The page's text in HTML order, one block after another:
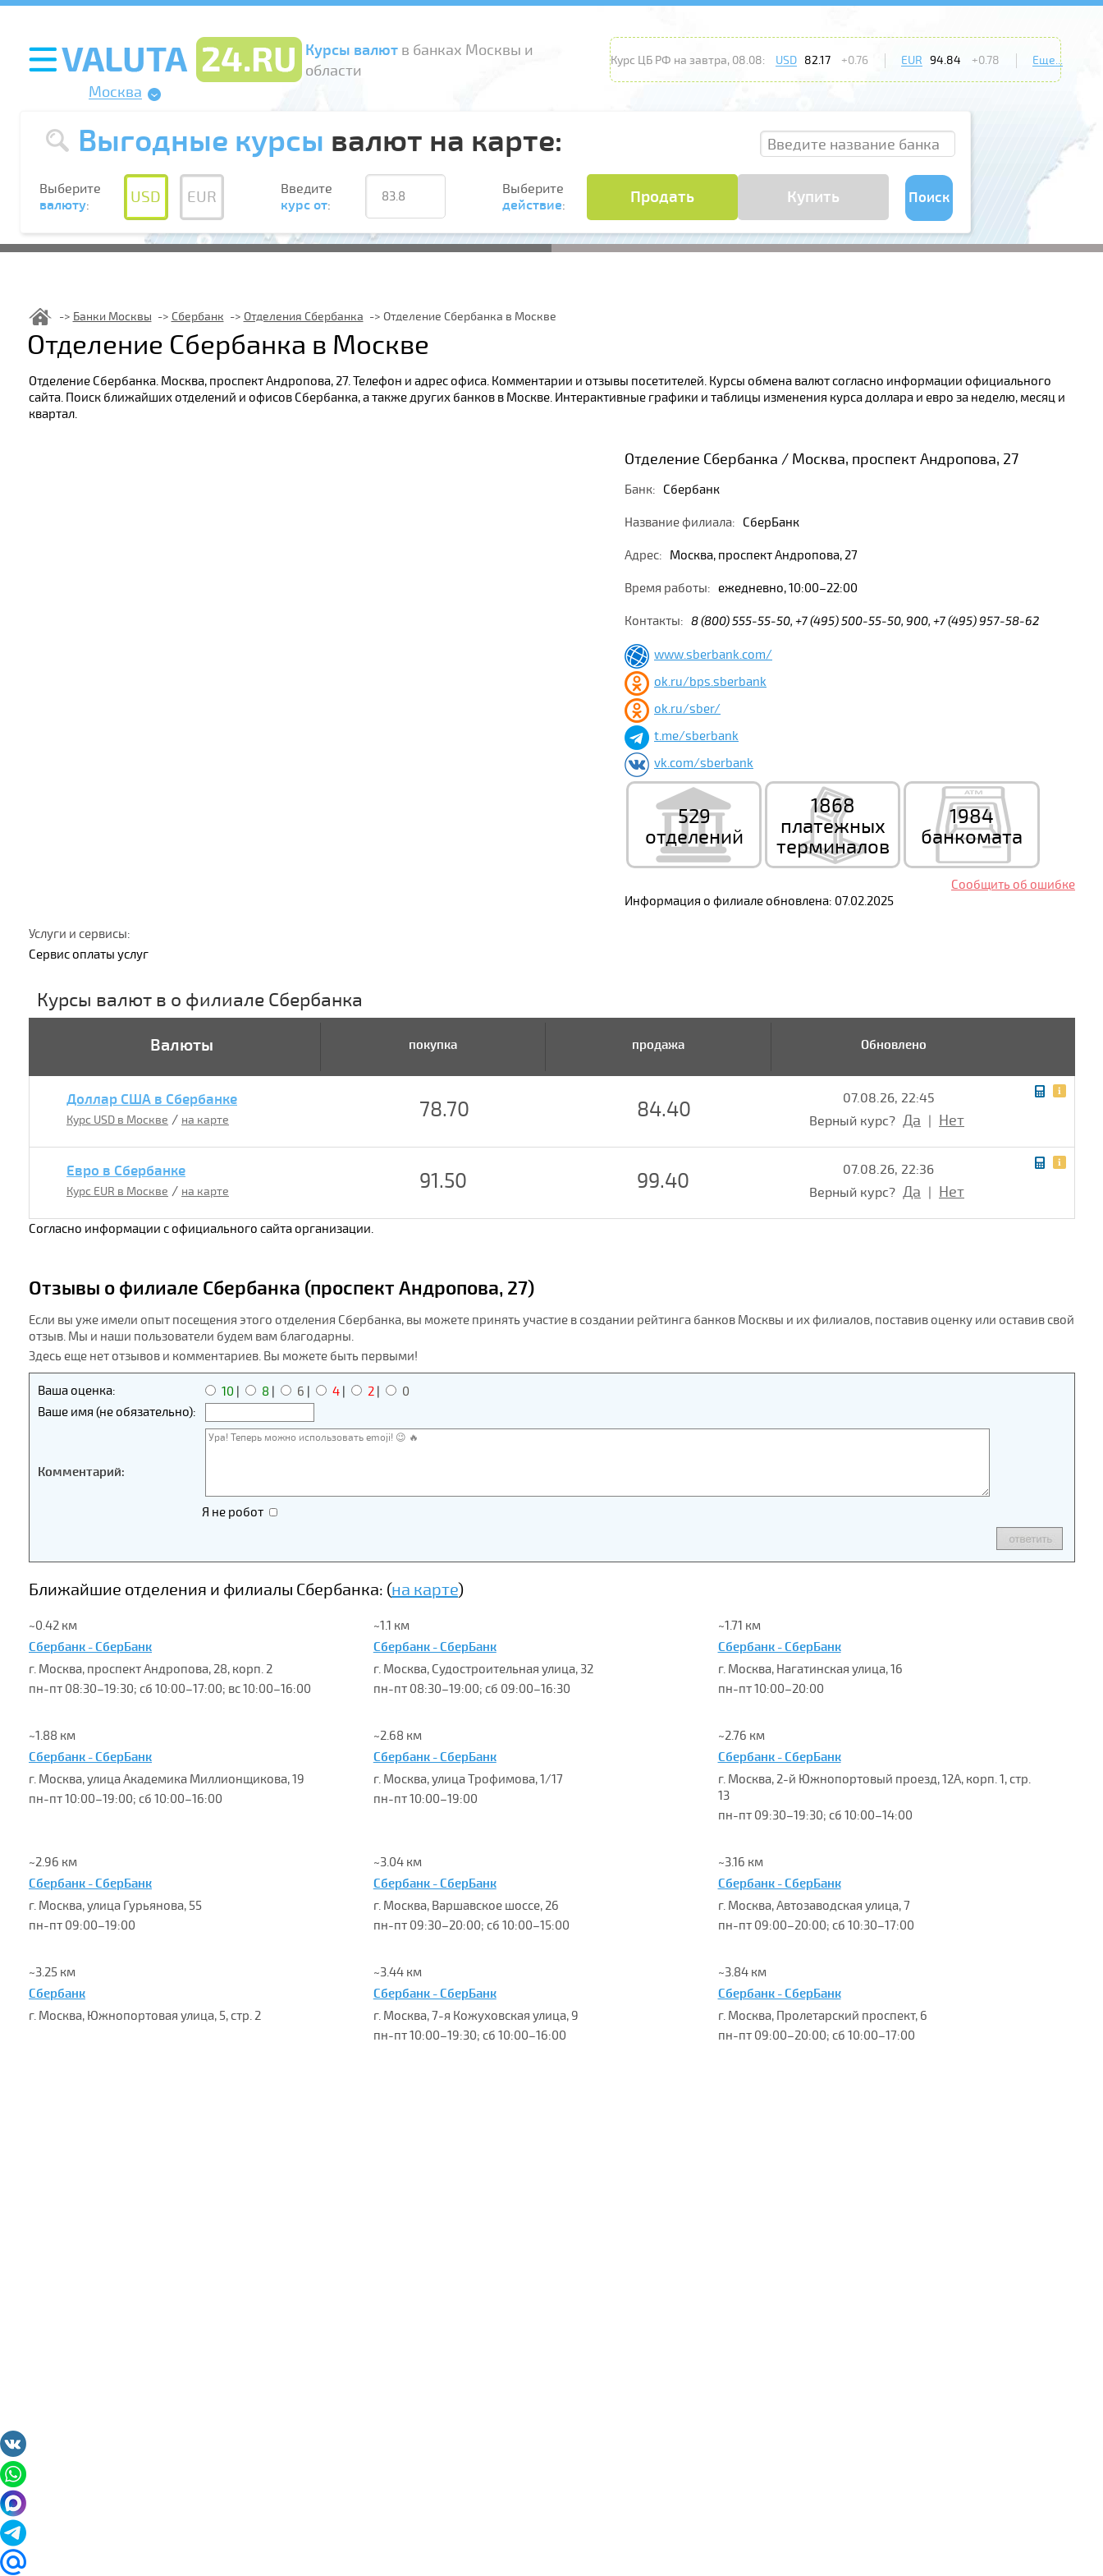
Курсы валютв банках Москвы и
области
Москва
Курс ЦБ РФ на завтра, 08.08: USD 82.17 +0.76 EUR 94.84 +0.78 Еще...
Выгодные курсы валют на карте:
Выберите
валюту: USD EUR
Введите
курс от:
Выберите
действие: Продать Купить Поиск
Банки Москвы Сбербанк Отделения Сбербанка Отделение Сбербанка в Москве
Отделение Сбербанка в Москве
Отделение Сбербанка. Москва, проспект Андропова, 27. Телефон и адрес офиса. Комментарии и отзывы посетителей. Курсы обмена валют согласно информации официального
сайта. Поиск ближайших отделений и офисов Сбербанка, а также других банков в Москве. Интерактивные графики и таблицы изменения курса доллара и евро за неделю, месяц и
квартал.
Отделение Сбербанка / Москва, проспект Андропова, 27
Банк: Сбербанк
Название филиала: СберБанк
Адрес: Москва, проспект Андропова, 27
Время работы: ежедневно, 10:00–22:00
Контакты: 8 (800) 555-55-50, +7 (495) 500-55-50, 900, +7 (495) 957-58-62
www.sberbank.com/
ok.ru/bps.sberbank
ok.ru/sber/
t.me/sberbank
vk.com/sberbank
529
отделений
1868
платежных
терминалов
1984
банкомата
Сообщить об ошибке
Информация о филиале обновлена: 07.02.2025
Услуги и сервисы:
Сервис оплаты услуг
Курсы валют в о филиале Сбербанка
Валюты покупка продажа Обновлено
Доллар США в Сбербанке
Курс USD в Москве / на карте 78.70 84.40
07.08.26, 22:45
Верный курс? Да Нет
Евро в Сбербанке
Курс EUR в Москве / на карте 91.50 99.40
07.08.26, 22:36
Верный курс? Да Нет
Согласно информации с официального сайта организации.
Отзывы о филиале Сбербанка (проспект Андропова, 27)
Если вы уже имели опыт посещения этого отделения Сбербанка, вы можете принять участие в создании рейтинга банков Москвы и их филиалов, поставив оценку или оставив свой
отзыв. Мы и наши пользователи будем вам благодарны.
Здесь еще нет отзывов и комментариев. Вы можете быть первыми!
Ваша оценка: 10 8 6 4 2
0
Ваше имя (не обязательно):
Комментарий:
Я не робот
Ближайшие отделения и филиалы Сбербанка: (на карте)
~0.42 км
Сбербанк - СберБанк
г. Москва, проспект Андропова, 28, корп. 2
пн-пт 08:30–19:30; сб 10:00–17:00; вс 10:00–16:00
~1.1 км
Сбербанк - СберБанк
г. Москва, Судостроительная улица, 32
пн-пт 08:30–19:00; сб 09:00–16:30
~1.71 км
Сбербанк - СберБанк
г. Москва, Нагатинская улица, 16
пн-пт 10:00–20:00
~1.88 км
Сбербанк - СберБанк
г. Москва, улица Академика Миллионщикова, 19
пн-пт 10:00–19:00; сб 10:00–16:00
~2.68 км
Сбербанк - СберБанк
г. Москва, улица Трофимова, 1/17
пн-пт 10:00–19:00
~2.76 км
Сбербанк - СберБанк
г. Москва, 2-й Южнопортовый проезд, 12А, корп. 1, стр.
13
пн-пт 09:30–19:30; сб 10:00–14:00
~2.96 км
Сбербанк - СберБанк
г. Москва, улица Гурьянова, 55
пн-пт 09:00–19:00
~3.04 км
Сбербанк - СберБанк
г. Москва, Варшавское шоссе, 26
пн-пт 09:30–20:00; сб 10:00–15:00
~3.16 км
Сбербанк - СберБанк
г. Москва, Автозаводская улица, 7
пн-пт 09:00–20:00; сб 10:30–17:00
~3.25 км
Сбербанк
г. Москва, Южнопортовая улица, 5, стр. 2
~3.44 км
Сбербанк - СберБанк
г. Москва, 7-я Кожуховская улица, 9
пн-пт 10:00–19:30; сб 10:00–16:00
~3.84 км
Сбербанк - СберБанк
г. Москва, Пролетарский проспект, 6
пн-пт 09:00–20:00; сб 10:00–17:00